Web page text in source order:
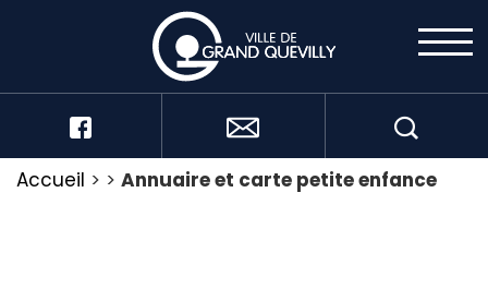
Accueil > > Annuaire et carte petite enfance